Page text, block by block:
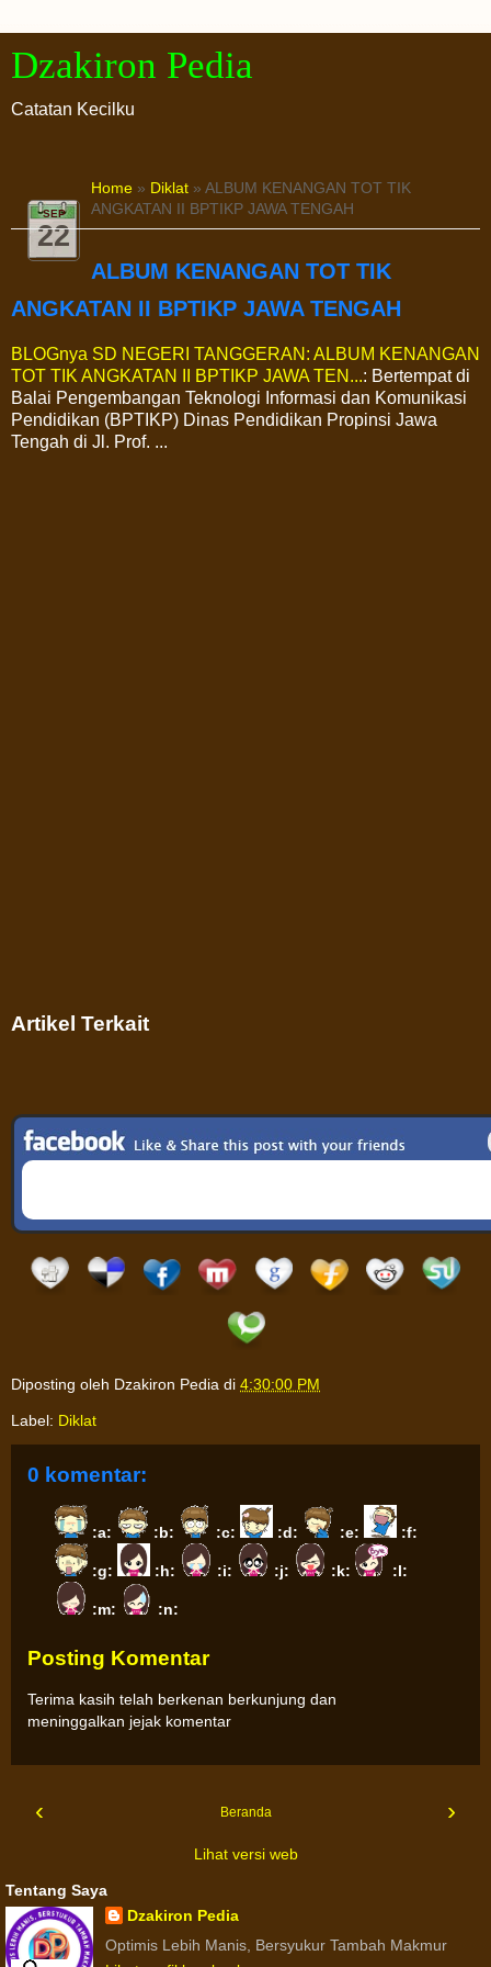
Dzakiron Pedia
Catatan Kecilku
SEP
22
Home » Diklat » ALBUM KENANGAN TOT TIK
ANGKATAN II BPTIKP JAWA TENGAH
ALBUM KENANGAN TOT TIK
ANGKATAN II BPTIKP JAWA TENGAH
BLOGnya SD NEGERI TANGGERAN: ALBUM KENANGAN
TOT TIK ANGKATAN II BPTIKP JAWA TEN...: Bertempat di
Balai Pengembangan Teknologi Informasi dan Komunikasi
Pendidikan (BPTIKP) Dinas Pendidikan Propinsi Jawa
Tengah di Jl. Prof. ...
Artikel Terkait
Diposting oleh Dzakiron Pedia di 4:30:00 PM
Label: Diklat
0 komentar:
:a: :b: :c: :d: :e: :f:
:g: :h: :i: :j: :k: :l:
:m: :n:
Posting Komentar
Terima kasih telah berkenan berkunjung dan
meninggalkan jejak komentar
‹ ›
Beranda
Lihat versi web
Tentang Saya
Dzakiron Pedia
Optimis Lebih Manis, Bersyukur Tambah Makmur